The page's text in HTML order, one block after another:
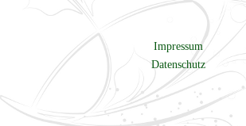
Impressum
Datenschutz